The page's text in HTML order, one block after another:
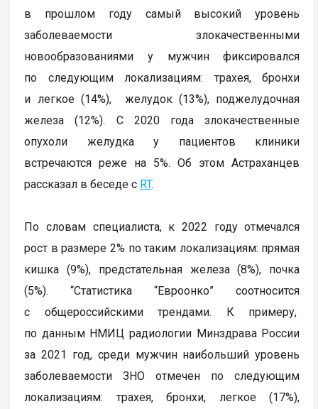
в прошлом году самый высокий уровень
заболеваемости злокачественными
новообразованиями у мужчин фиксировался
по следующим локализациям: трахея, бронхи
и легкое (14%), желудок (13%), поджелудочная
железа (12%). С 2020 года злокачественные
опухоли желудка у пациентов клиники
встречаются реже на 5%. Об этом Астраханцев
рассказал в беседе с RT.
По словам специалиста, к 2022 году отмечался
рост в размере 2% по таким локализациям: прямая
кишка (9%), предстательная железа (8%), почка
(5%). “Статистика “Евроонко” соотносится
с общероссийскими трендами. К примеру,
по данным НМИЦ радиологии Минздрава России
за 2021 год, среди мужчин наибольший уровень
заболеваемости ЗНО отмечен по следующим
локализациям: трахея, бронхи, легкое (17%),